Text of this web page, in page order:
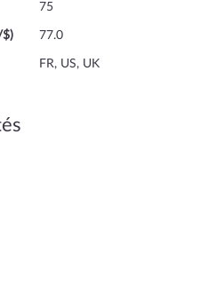
75
$) 77.0
FR, US, UK